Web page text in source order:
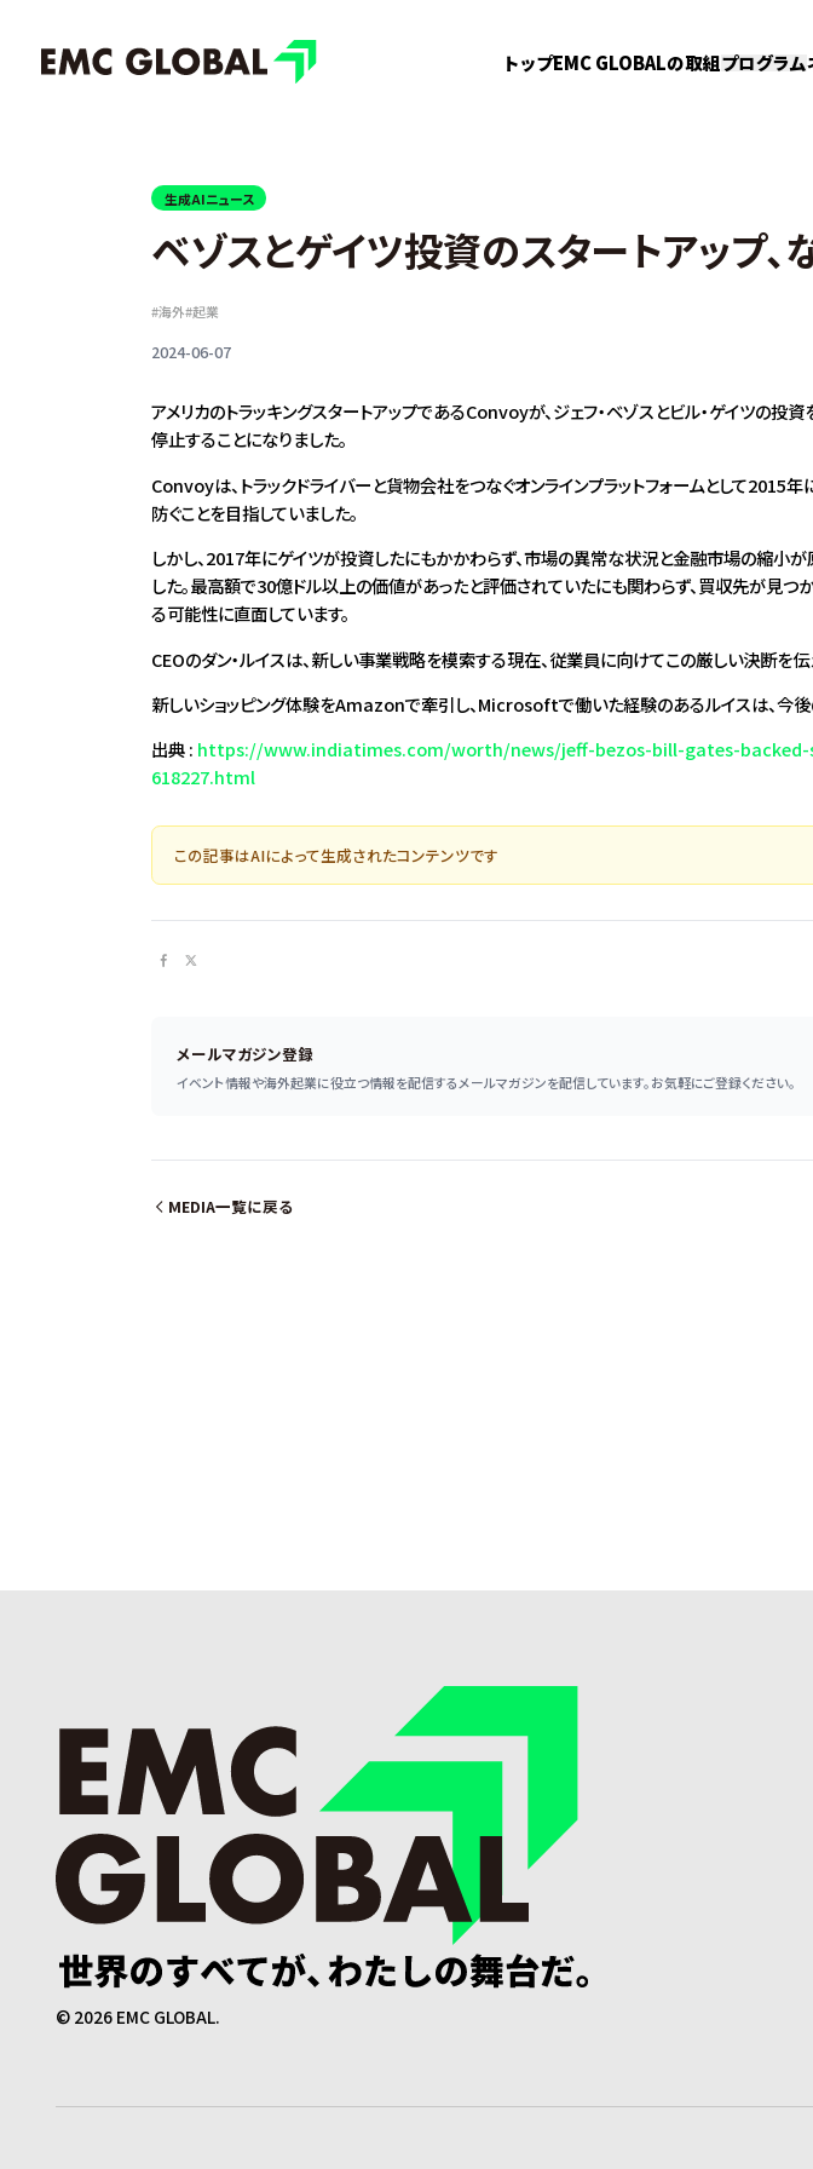
トップEMC GLOBALの取組プログラム
生成AIニュース
ベゾスとゲイツ投資のスタートアップ
#海外#起業
2024-06-07
アメリカのトラッキングスタートアップであるConvoyが、ジェフ・ベゾスとビル・ゲイツの投
停止することになりました。
Convoyは、トラックドライバーと貨物会社をつなぐオンラインプラットフォームとして2015年
防ぐことを目指していました。
しかし、2017年にゲイツが投資したにもかかわらず、市場の異常な状況と金融市場の縮小
した。最高額で30億ドル以上の価値があったと評価されていたにも関わらず、買収先が見つ
る可能性に直面しています。
CEOのダン・ルイスは、新しい事業戦略を模索する現在、従業員に向けてこの厳しい決断を伝
新しいショッピング体験をAmazonで牽引し、Microsoftで働いた経験のあるルイスは、今
出典 : https://www.indiatimes.com/worth/news/jeff-bezos-bill-gates-
618227.html
この記事はAIによって生成されたコンテンツです
メールマガジン登録
イベント情報や海外起業に役立つ情報を配信するメールマガジンを配信しています。お気軽にご登録ください。
MEDIA一覧に戻る
© 2026EMC GLOBAL.